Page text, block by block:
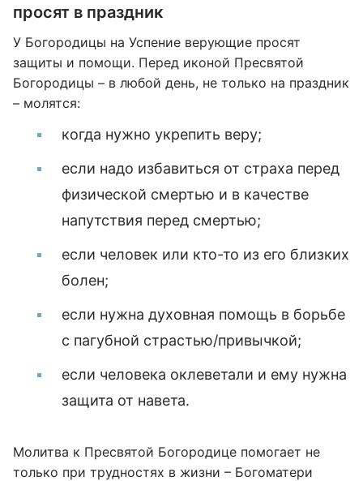
просят в праздник
У Богородицы на Успение верующие просят
защиты и помощи. Перед иконой Пресвятой
Богородицы – в любой день, не только на праздник
– молятся:
когда нужно укрепить веру;
если надо избавиться от страха перед
физической смертью и в качестве
напутствия перед смертью;
если человек или кто-то из его близких
болен;
если нужна духовная помощь в борьбе
с пагубной страстью/привычкой;
если человека оклеветали и ему нужна
защита от навета.
Молитва к Пресвятой Богородице помогает не
только при трудностях в жизни – Богоматери